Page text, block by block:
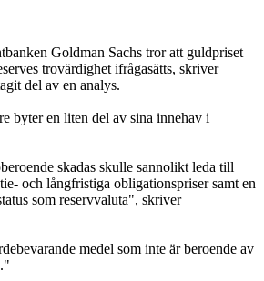
Goldman Sachs tror att guldpriset
trovärdighet ifrågasätts, skriver
del av en analys.
byter en liten del av sina innehav i
skadas skulle sannolikt leda till
och långfristiga obligationspriser samt en
som reservvaluta", skriver
medel som inte är beroende av